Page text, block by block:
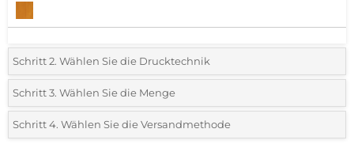
Schritt 2. Wählen Sie die Drucktechnik
*Wählen Sie die Druck- und Farbtechniken für Ihr Logo:
1 Farbig (Auf der Oberseite)
Schritt 3. Wählen Sie die Menge
*Bitte wählen Sie Ihre gewünschte Menge
Schritt 4. Wählen Sie die Versandmethode